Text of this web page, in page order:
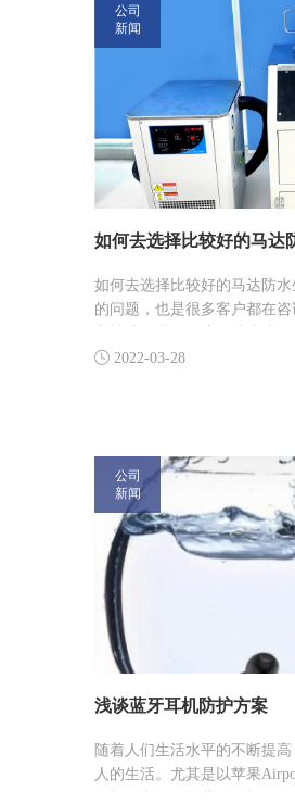
公司
新闻
如何去选择比较好的马达
如何去选择比较好的马达防
的问题，也是很多客户都在咨
只要你掌握了这些方法以后就
 2022-03-28
公司
新闻
浅谈蓝牙耳机防护方案
随着人们生活水平的不断提
人的生活。尤其是以苹果